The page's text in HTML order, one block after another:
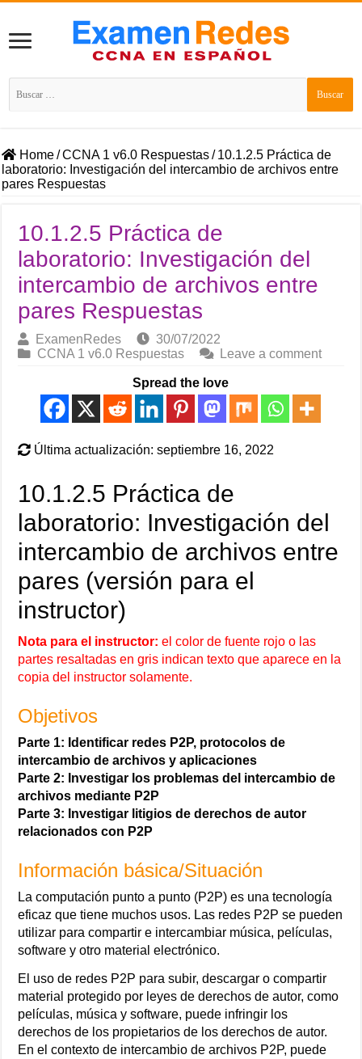
Buscar:
Home/CCNA 1 v6.0 Respuestas/ 10.1.2.5 Práctica de
laboratorio: Investigación del intercambio de archivos entre
pares Respuestas
10.1.2.5 Práctica de
laboratorio: Investigación del
intercambio de archivos entre
pares Respuestas
ExamenRedes
30/07/2022
CCNA 1 v6.0 Respuestas
Leave a comment
Spread the love
Última actualización: septiembre 16, 2022
10.1.2.5 Práctica de
laboratorio: Investigación del
intercambio de archivos entre
pares (versión para el
instructor)
Nota para el instructor: el color de fuente rojo o las
partes resaltadas en gris indican texto que aparece en la
copia del instructor solamente.
Objetivos
Parte 1: Identificar redes P2P, protocolos de
intercambio de archivos y aplicaciones
Parte 2: Investigar los problemas del intercambio de
archivos mediante P2P
Parte 3: Investigar litigios de derechos de autor
relacionados con P2P
Información básica/Situación
La computación punto a punto (P2P) es una tecnología
eficaz que tiene muchos usos. Las redes P2P se pueden
utilizar para compartir e intercambiar música, películas,
software y otro material electrónico.
El uso de redes P2P para subir, descargar o compartir
material protegido por leyes de derechos de autor, como
películas, música y software, puede infringir los
derechos de los propietarios de los derechos de autor.
En el contexto de intercambio de archivos P2P, puede